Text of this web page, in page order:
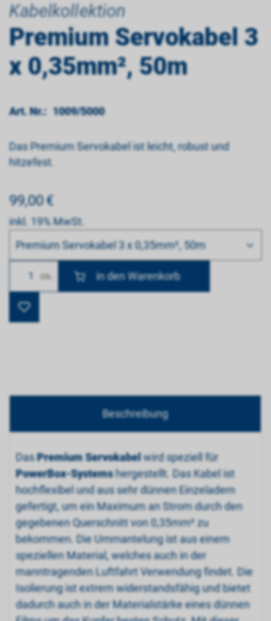
Kabelkollektion
Premium Servokabel 3
x 0,35mm², 50m
Art. Nr.: 1009/5000
Das Premium Servokabel ist leicht, robust und
hitzefest.
99,00€
inkl. 19% MwSt.
Bitte wählen
Premium Servokabel 3 x 0,35mm², 50m
Anzahl Stk.
Beschreibung
DasPremium Servokabelwird speziell für
PowerBox-Systemshergestellt. Das Kabel ist
hochflexibel und aus sehr dünnen Einzeladern
gefertigt, um ein Maximum an Strom durch den
gegebenen Querschnitt von 0,35mm² zu
bekommen. Die Ummantelung ist aus einem
speziellen Material, welches auch in der
manntragenden Luftfahrt Verwendung findet. Die
Isolierung ist extrem widerstandsfähig und bietet
dadurch auch in der Materialstärke eines dünnen